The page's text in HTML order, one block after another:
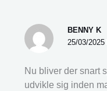
BENNY K
25/03/
Nu bliver der snart
udvikle sig inden